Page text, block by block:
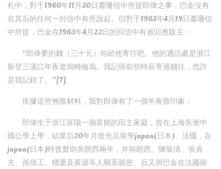
札中，對于1960年11月30日蕭珊信中所提郎偉之事，巴金沒有
在其后的任何一封信中有所說起。但對于1963年4月19日蕭珊信
中所提，巴金在1963年4月22日的回信中有過回應版主：
“郎偉要的錢（三十元）你給他寄往吧。他的通訊處是浙江
新登三溪口年夜老塢轉儉塢。我記得前些時辰寄過錢往，也許
是我記錯了。”[7]
依據這些無限材料，我對郎偉有了一個年夜致印象：
郎偉生于浙江富陽一個富饒的田主家庭，曾在上海吳淞中
國公學上學，結業后20年月曾先后留學japan(日本)、法國，在
japan(日本)時曾贊助吳朗西兩年，并與朗西、陳瑜清、張貞
夫、孫俍工、穩重及黃源等人關系親密。后又與巴金在法國留